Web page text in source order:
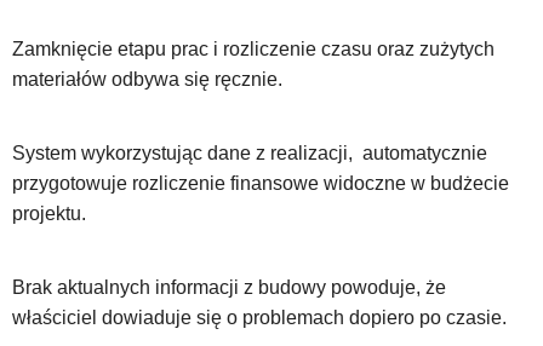
Zamknięcie etapu prac i rozliczenie czasu oraz zużytych
materiałów odbywa się ręcznie.
System wykorzystując dane z realizacji, automatycznie
przygotowuje rozliczenie finansowe widoczne w budżecie
projektu.
Brak aktualnych informacji z budowy powoduje, że
właściciel dowiaduje się o problemach dopiero po czasie.